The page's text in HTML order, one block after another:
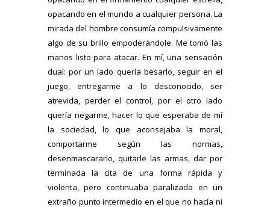
opacando en el mundo a cualquier persona. La
mirada del hombre consumía compulsivamente
algo de su brillo empoderándole. Me tomó las
manos listo para atacar. En mí, una sensación
dual: por un lado quería besarlo, seguir en el
juego, entregarme a lo desconocido, ser
atrevida, perder el control, por el otro lado
quería negarme, hacer lo que esperaba de mí
la sociedad, lo que aconsejaba la moral,
comportarme según las normas,
desenmascararlo, quitarle las armas, dar por
terminada la cita de una forma rápida y
violenta, pero continuaba paralizada en un
extraño punto intermedio en el que no hacía ni